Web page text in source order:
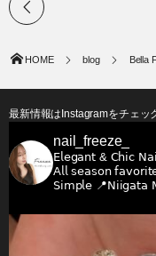
HOME blog Bella
最新情報はInstagramをチェッ
nail_freeze_
𝖤𝗅𝖾𝗀𝖺𝗇𝗍 & 𝖢𝗁𝗂𝖼
𝖠𝗅𝗅 𝗌𝖾𝖺𝗌𝗈𝗇
𝖲𝗂𝗆𝗉𝗅𝖾 📍𝖭𝗂𝗂𝗀𝖺𝗍𝖺